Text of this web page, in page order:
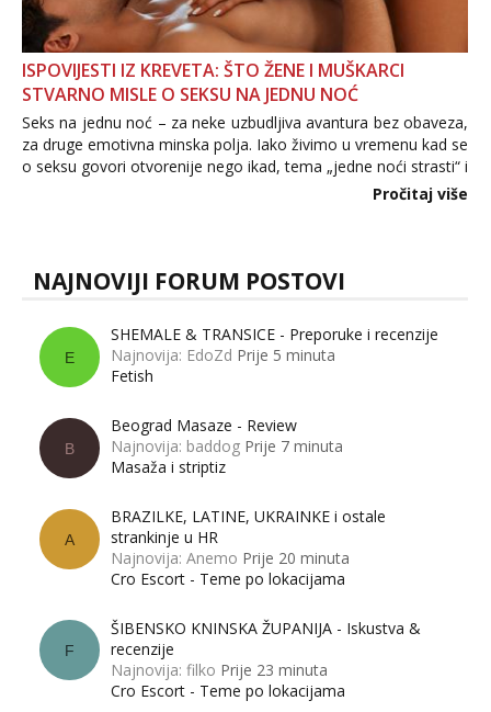
ISPOVIJESTI IZ KREVETA: ŠTO ŽENE I MUŠKARCI
STVARNO MISLE O SEKSU NA JEDNU NOĆ
Seks na jednu noć – za neke uzbudljiva avantura bez obaveza,
za druge emotivna minska polja. Iako živimo u vremenu kad se
o seksu govori otvorenije nego ikad, tema „jedne noći strasti“ i
dalje izaziva burne rasprave. Što zapravo misle žene, a što
Pročitaj više
NAJNOVIJI FORUM POSTOVI
E
SHEMALE & TRANSICE - Preporuke i recenzije
Najnovija: EdoZd Prije 5 minuta
Fetish
B
Beograd Masaze - Review
Najnovija: baddog Prije 7 minuta
Masaža i striptiz
A
BRAZILKE, LATINE, UKRAINKE i ostale
strankinje u HR
Najnovija: Anemo Prije 20 minuta
Cro Escort - Teme po lokacijama
F
ŠIBENSKO KNINSKA ŽUPANIJA - Iskustva &
recenzije
Najnovija: filko Prije 23 minuta
Cro Escort - Teme po lokacijama